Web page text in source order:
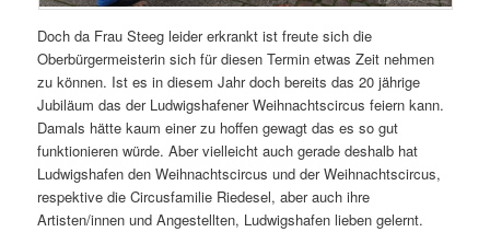
Doch da Frau Steeg leider erkrankt ist freute sich die
Oberbürgermeisterin sich für diesen Termin etwas Zeit nehmen
zu können. Ist es in diesem Jahr doch bereits das 20 jährige
Jubiläum das der Ludwigshafener Weihnachtscircus feiern kann.
Damals hätte kaum einer zu hoffen gewagt das es so gut
funktionieren würde. Aber vielleicht auch gerade deshalb hat
Ludwigshafen den Weihnachtscircus und der Weihnachtscircus,
respektive die Circusfamilie Riedesel, aber auch ihre
Artisten/innen und Angestellten, Ludwigshafen lieben gelernt.